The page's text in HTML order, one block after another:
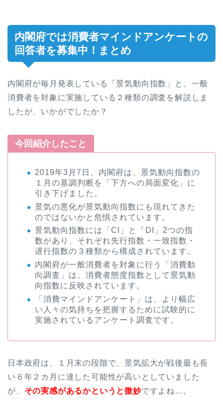
内閣府では消費者マインドアンケートの
回答者を募集中！まとめ
内閣府が毎月発表している「景気動向指数」と、一般
消費者を対象に実施している２種類の調査を解説しま
したが、いかがでしたか？
今回紹介したこと
2019年3月7日、内閣府は、景気動向指数の
１月の基調判断を「下方への局面変化」に
引き下げました。
景気の悪化が景気動向指数にも現れてきた
のではないかと危惧されています。
景気動向指数には「CI」と「DI」2つの指
数があり、それぞれ先行指数・一致指数・
遅行指数の３種類から構成されています。
内閣府が一般消費者を対象に行う「消費動
向調査」は、消費者態度指数として景気動
向指数に反映 されています。
「消費マインドアンケート」は、より幅広
い人々の気持ちを把握するために試験的に
実施されているアンケート調査です。
日本政府は、１月末の段階で、景気拡大が戦後最も長
い６年２カ月に達した可能性が高いとしていました
が、 その実感があるかというと微妙ですよね…。